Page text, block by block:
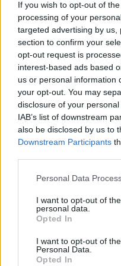
If you wish to opt-out of
processing of your
targeted advertising by
section to confirm your
opt-out request is
interest-based ads based
us or personal information
your opt-out. You may
disclosure of your
IAB’s list of downstream
also be disclosed by us to
Downstream Participants
Please note that this
not limited to your visit or
grant or deny consent to
use your data for below
consent section.
Personal Data
I want to opt-out of
personal data.
Opted In
I want to opt-out of
Personal Data.
Opted In
Március 7-én egy
pozitív teszt
egészen addig
másik, vele
megfertőződött.
bezárták, ám a
továbbra is nyitva
A vírus
alá vonta a
völgyet
közelben lévő